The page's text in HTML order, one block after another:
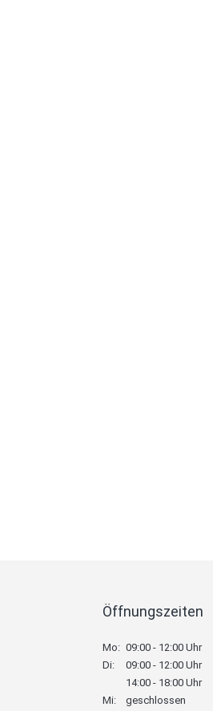
Öffnungszeiten
Mo: 09:00 - 12:00 Uhr
Di:
09:00 - 12:00 Uhr
14:00 - 18:00 Uhr
Mi:
geschlossen